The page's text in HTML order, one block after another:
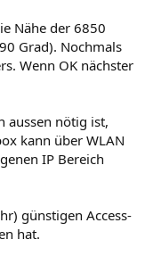
Nähe der 6850
Grad). Nochmals
Wenn OK nächster
aussen nötig ist,
kann über WLAN
IP Bereich
günstigen Access-
hat.